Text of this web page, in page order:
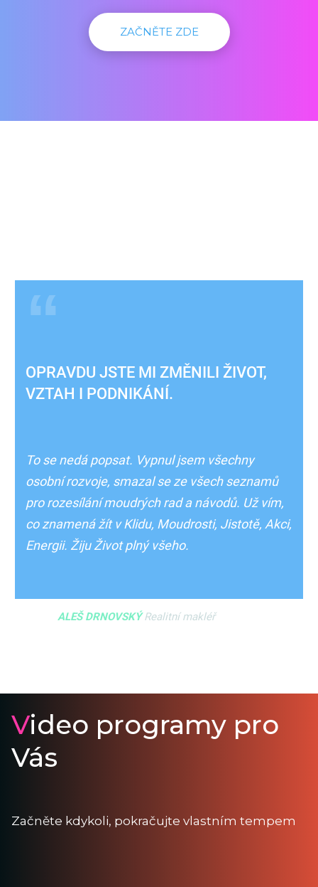
ZAČNĚTE ZDE
OPRAVDU JSTE MI ZMĚNILI ŽIVOT,
VZTAH I PODNIKÁNÍ.
To se nedá popsat. Vypnul jsem všechny
osobní rozvoje, smazal se ze všech seznamů
pro rozesílání moudrých rad a návodů. Už vím,
co znamená žít v Klidu, Moudrosti, Jistotě, Akci,
Energii. Žiju Život plný všeho.
ALEŠ DRNOVSKÝRealitní makléř
Video programy pro
Vás
Začněte kdykoli, pokračujte vlastním tempem